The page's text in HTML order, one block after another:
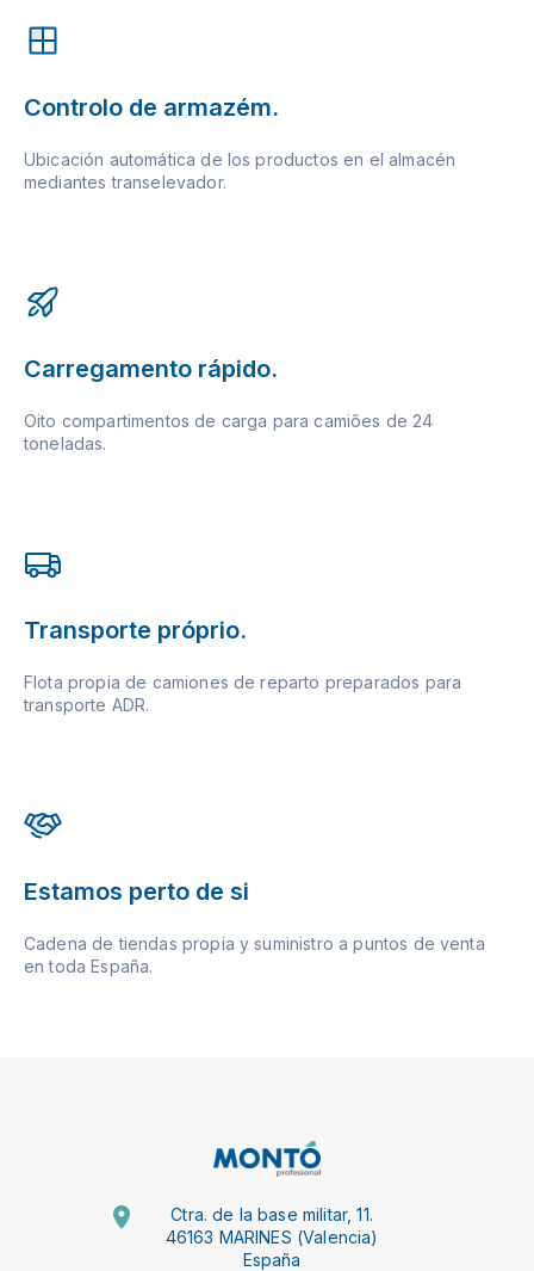
Controlo de armazém.
Ubicación automática de los productos en el almacén
mediantes transelevador.
Carregamento rápido.
Oito compartimentos de carga para camiões de 24
toneladas.
Transporte próprio.
Flota propia de camiones de reparto preparados para
transporte ADR.
Estamos perto de si
Cadena de tiendas propia y suministro a puntos de venta
en toda España.
Ctra. de la base militar, 11.
46163 MARINES (Valencia)
España